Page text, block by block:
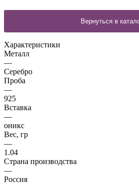
Характеристики
Металл
—
Серебро
Проба
—
925
Вставка
—
оникс
Вес, гр
—
1.04
Страна производства
—
Россия